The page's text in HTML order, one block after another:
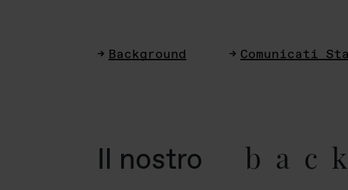
Background Comunicati
Il nostro